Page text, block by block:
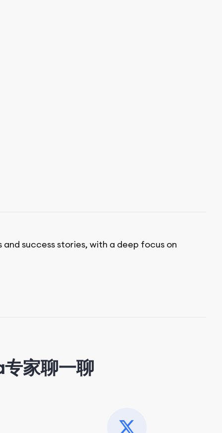
success stories, with a deep focus on
家聊一聊